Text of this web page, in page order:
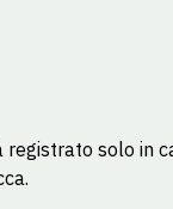
solo in